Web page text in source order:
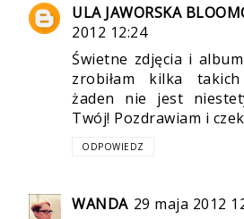
ULA JAWORSKA
2012 12:24
Świetne zdjęcia i
zrobiłam kilka
żaden nie jest
Twój! Pozdrawiam i
ODPOWIEDZ
WANDA 29 maja 2012